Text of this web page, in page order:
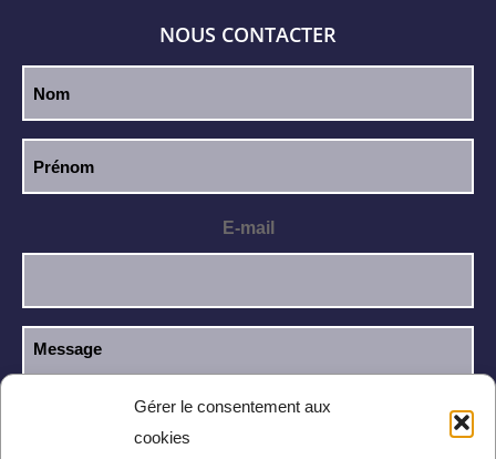
Gérer le consentement aux
cookies
NOUS CONTACTER
E-mail
J’ai lu et j’accepte la